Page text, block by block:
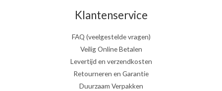
Klantenservice
FAQ (veelgestelde vragen)
Veilig Online Betalen
Levertijd en verzendkosten
Retourneren en Garantie
Duurzaam Verpakken